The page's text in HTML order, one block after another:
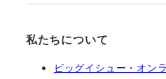
私たちについて
ビッグイシュー・オン